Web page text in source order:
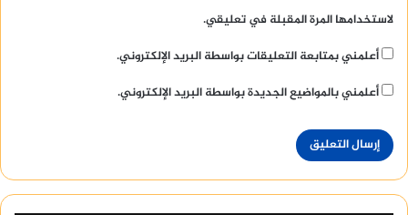
لاستخدامها المرة المقبلة في تعليقي.
أعلمني بمتابعة التعليقات بواسطة البريد الإلكتروني.
أعلمني بالمواضيع الجديدة بواسطة البريد الإلكتروني.